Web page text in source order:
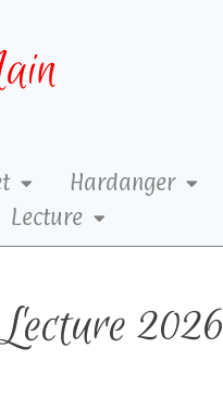
Hardanger
Lecture
Lecture 2026